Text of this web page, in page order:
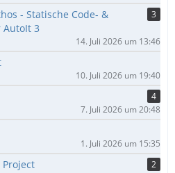
- Statische Code- &
AutoIt 3
3
14. Juli 2026 um 13:46
10. Juli 2026 um 19:40
4
7. Juli 2026 um 20:48
1. Juli 2026 um 15:35
2